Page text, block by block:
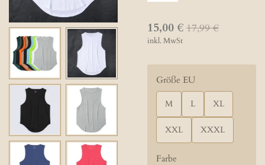
15,00 € 17,99 €
inkl. MwSt
Größe EU
M L XL
XXL XXXL
Farbe